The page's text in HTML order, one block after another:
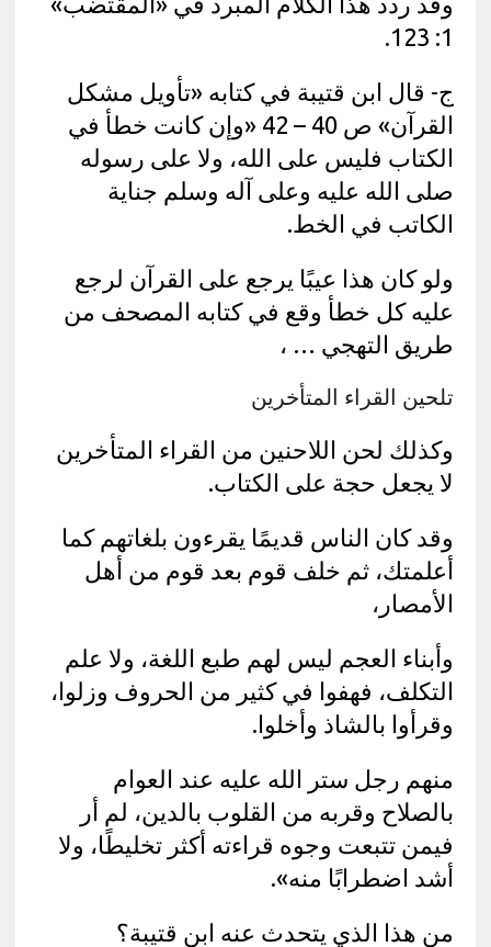
1: 123.
ج- قال ابن قتيبة في كتابه «تأويل مشكل
القرآن» ص 40 – 42 «وإن كانت خطأ في
الكتاب فليس على الله، ولا على رسوله
صلى الله عليه وعلى آله وسلم جناية
الكاتب في الخط.
ولو كان هذا عيبًا يرجع على القرآن لرجع
عليه كل خطأ وقع في كتابه المصحف من
طريق التهجي … ،
تلحين القراء المتأخرين
وكذلك لحن اللاحنين من القراء المتأخرين
لا يجعل حجة على الكتاب.
وقد كان الناس قديمًا يقرءون بلغاتهم كما
أعلمتك، ثم خلف قوم بعد قوم من أهل
الأمصار،
وأبناء العجم ليس لهم طبع اللغة، ولا علم
التكلف، فهفوا في كثير من الحروف وزلوا،
وقرأوا بالشاذ وأخلوا.
منهم رجل ستر الله عليه عند العوام
بالصلاح وقربه من القلوب بالدين، لم أر
فيمن تتبعت وجوه قراءته أكثر تخليطًا، ولا
أشد اضطرابًا منه».
من هذا الذي يتحدث عنه ابن قتيبة؟